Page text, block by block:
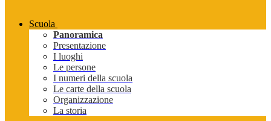
Scuola
Panoramica
Presentazione
I luoghi
Le persone
I numeri della scuola
Le carte della scuola
Organizzazione
La storia